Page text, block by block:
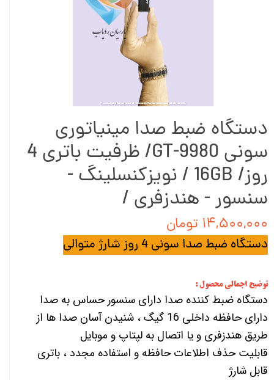
دستگاه ضبط صدا مینیاتوری
سونی GT-9980/ ظرفیت باتری 4
روز/ 16GB / نویزکنسلینگ -
سنسور - هندزفری /
۱۴,۵۰۰,۰۰۰ تومان
دستگاه ضبط صدا سونی 4 روز شارژ متوالی
توضیح اجمالی محصول :
دستگاه ضبط کننده صدا دارای سنسور حساس به صدا
دارای حافظه داخلی 16 گیگ ، شنیدن آسان صدا ها از
طریق هندزفری و یا اتصال به لپتاپ و موبایل
قابلیت حذف اطلاعات حافظه و استفاده مجدد ، باتری
قابل شارژ